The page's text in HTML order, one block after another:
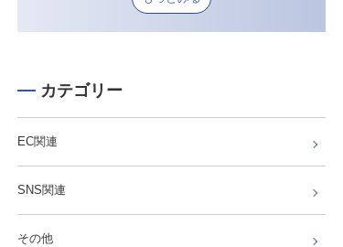
カテゴリー
EC関連
SNS関連
その他